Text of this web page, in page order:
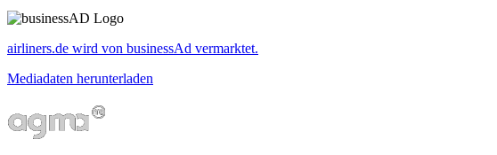
airliners.de wird von businessAd vermarktet.
Mediadaten herunterladen